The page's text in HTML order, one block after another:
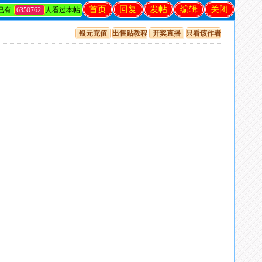
关闭
编辑
发帖
回复
首页
有 6350762 人看过本帖
银元充值 出售贴教程 开奖直播 只看该作者